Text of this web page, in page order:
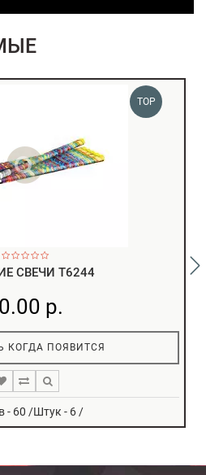
TOP
СВЕЧИ T6244
р.
КОГДА ПОЯВИТСЯ
- 60 /Штук - 6 /